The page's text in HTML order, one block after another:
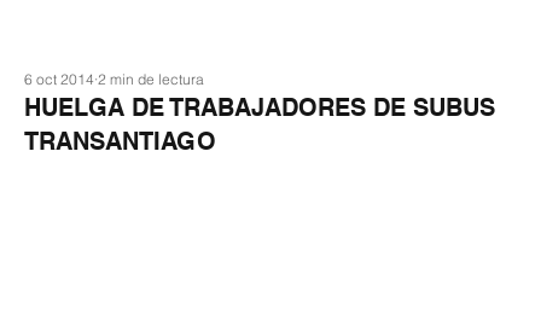
HUELGA DE TRABAJADORES DE SUBUS
TRANSANTIAGO
6 oct 2014 2 min de lectura